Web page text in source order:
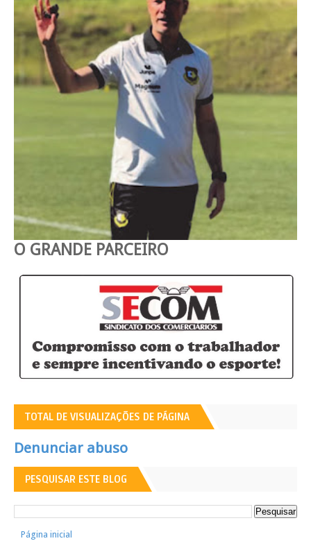
O GRANDE PARCEIRO
TOTAL DE VISUALIZAÇÕES DE PÁGINA
Denunciar abuso
PESQUISAR ESTE BLOG
Página inicial